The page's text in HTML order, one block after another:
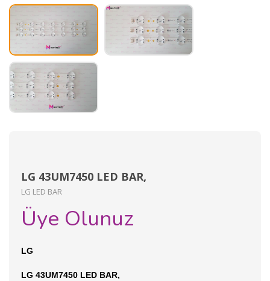
LG 43UM7450 LED BAR,
LG LED BAR
Üye Olunuz
LG
LG 43UM7450 LED BAR,